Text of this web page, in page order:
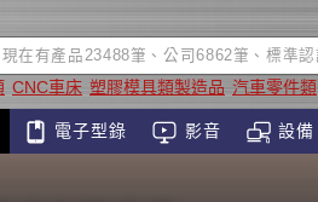
CNC車床 塑膠模具類製造品 汽車零件類
電子型錄 影音 設備